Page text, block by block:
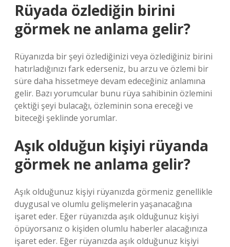
Rüyada özlediğin birini
görmek ne anlama gelir?
Rüyanızda bir şeyi özlediğinizi veya özlediğiniz birini
hatırladığınızı fark ederseniz, bu arzu ve özlemi bir
süre daha hissetmeye devam edeceğiniz anlamına
gelir. Bazı yorumcular bunu rüya sahibinin özlemini
çektiği şeyi bulacağı, özleminin sona ereceği ve
biteceği şeklinde yorumlar.
Aşık olduğun kişiyi rüyanda
görmek ne anlama gelir?
Aşık olduğunuz kişiyi rüyanızda görmeniz genellikle
duygusal ve olumlu gelişmelerin yaşanacağına
işaret eder. Eğer rüyanızda aşık olduğunuz kişiyi
öpüyorsanız o kişiden olumlu haberler alacağınıza
işaret eder. Eğer rüyanızda aşık olduğunuz kişiyi